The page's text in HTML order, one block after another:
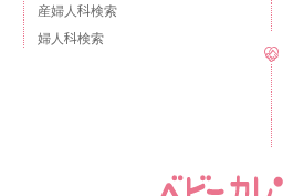
産婦人科検索
婦人科検索